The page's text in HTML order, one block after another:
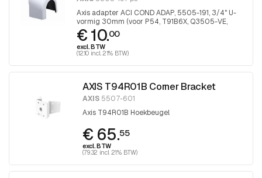
Axis adapter ACI COND ADAP, 5505-191, 3/4" U-
vormig 30mm (voor P54, T91B6X, Q3505-VE,
P32-VE), 1 stuk
€ 10.00
excl. BTW
(12.10 incl. 21% BTW)
AXIS T94R01B Corner Bracket
AXIS5507-601
Axis T94R01B Hoekbeugel
€ 65.55
excl. BTW
(79.32 incl. 21% BTW)